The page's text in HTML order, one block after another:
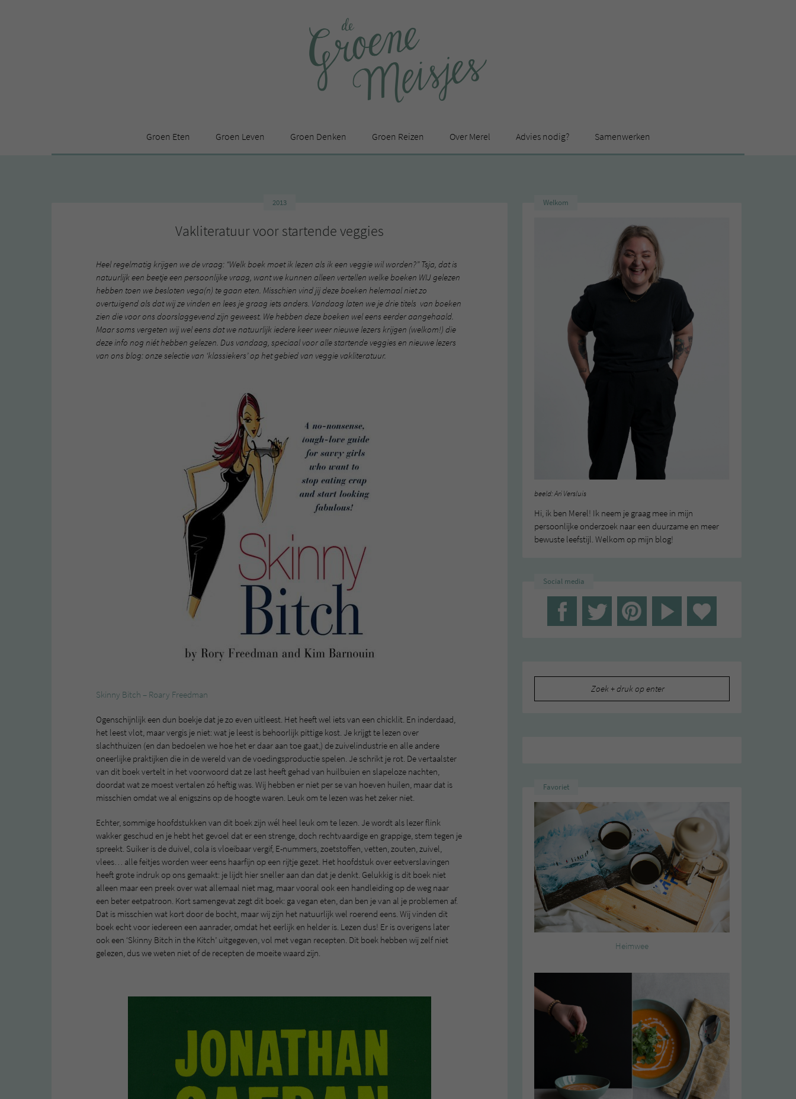
Groen Eten Groen Leven Groen Denken Groen Reizen Over Merel Advies nodig? Samenwerken
2013
Vakliteratuur voor startende veggies
Heel regelmatig krijgen we de vraag: “Welk boek moet ik lezen als ik een veggie wil worden?” Tsja, dat is
natuurlijk een beetje een persoonlijke vraag, want we kunnen alleen vertellen welke boeken WIJ gelezen
hebben toen we besloten vega(n) te gaan eten. Misschien vind jij deze boeken helemaal niet zo
overtuigend als dat wij ze vinden en lees je graag iets anders. Vandaag laten we je drie titels van boeken
zien die voor ons doorslaggevend zijn geweest. We hebben deze boeken wel eens eerder aangehaald.
Maar soms vergeten wij wel eens dat we natuurlijk iedere keer weer nieuwe lezers krijgen (welkom!) die
deze info nog niét hebben gelezen. Dus vandaag, speciaal voor alle startende veggies en nieuwe lezers
van ons blog: onze selectie van ‘klassiekers’ op het gebied van veggie vakliteratuur.
Skinny Bitch – Roary Freedman
Ogenschijnlijk een dun boekje dat je zo even uitleest. Het heeft wel iets van een chicklit. En inderdaad,
het leest vlot, maar vergis je niet: wat je leest is behoorlijk pittige kost. Je krijgt te lezen over
slachthuizen (en dan bedoelen we hoe het er daar aan toe gaat,) de zuivelindustrie en alle andere
oneerlijke praktijken die in de wereld van de voedingsproductie spelen. Je schrikt je rot. De vertaalster
van dit boek vertelt in het voorwoord dat ze last heeft gehad van huilbuien en slapeloze nachten,
doordat wat ze moest vertalen zó heftig was. Wij hebben er niet per se van hoeven huilen, maar dat is
misschien omdat we al enigszins op de hoogte waren. Leuk om te lezen was het zeker niet.
Echter, sommige hoofdstukken van dit boek zijn wél heel leuk om te lezen. Je wordt als lezer flink
wakker geschud en je hebt het gevoel dat er een strenge, doch rechtvaardige en grappige, stem tegen je
spreekt. Suiker is de duivel, cola is vloeibaar vergif, E-nummers, zoetstoffen, vetten, zouten, zuivel,
vlees… alle feitjes worden weer eens haarfijn op een rijtje gezet. Het hoofdstuk over eetverslavingen
heeft grote indruk op ons gemaakt: je lijdt hier sneller aan dan dat je denkt. Gelukkig is dit boek niet
alleen maar een preek over wat allemaal niet mag, maar vooral ook een handleiding op de weg naar
een beter eetpatroon. Kort samengevat zegt dit boek: ga vegan eten, dan ben je van al je problemen af.
Dat is misschien wat kort door de bocht, maar wij zijn het natuurlijk wel roerend eens. Wij vinden dit
boek echt voor iedereen een aanrader, omdat het eerlijk en helder is. Lezen dus! Er is overigens later
ook een ‘Skinny Bitch in the Kitch’ uitgegeven, vol met vegan recepten. Dit boek hebben wij zelf niet
gelezen, dus we weten niet of de recepten de moeite waard zijn.
Welkom
beeld: Ari Versluis
Hi, ik ben Merel! Ik neem je graag mee in mijn
persoonlijke onderzoek naar een duurzame en meer
bewuste leefstijl. Welkom op mijn blog!
Social media
Favoriet
Heimwee